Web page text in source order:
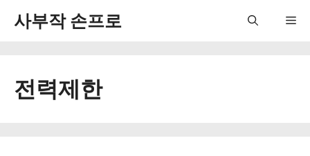
사부작 손프로
전력제한